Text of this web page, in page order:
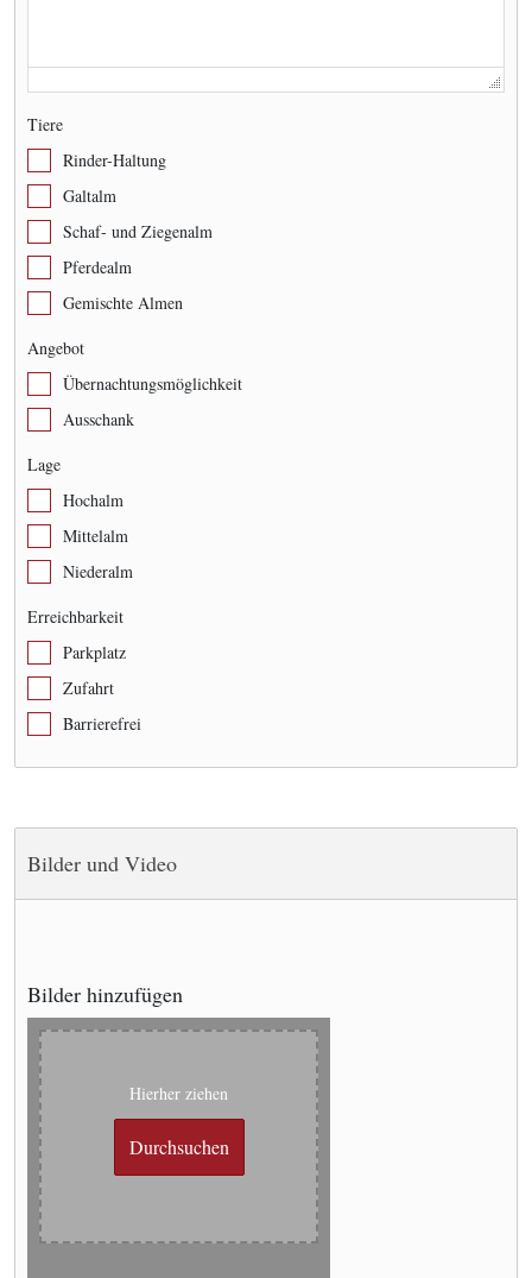
Tiere
Rinder-Haltung
Galtalm
Schaf- und Ziegenalm
Pferdealm
Gemischte Almen
Angebot
Übernachtungsmöglichkeit
Ausschank
Lage
Hochalm
Mittelalm
Niederalm
Erreichbarkeit
Parkplatz
Zufahrt
Barrierefrei
Bilder und Video
Bilder hinzufügen
Hierher ziehen
Durchsuchen